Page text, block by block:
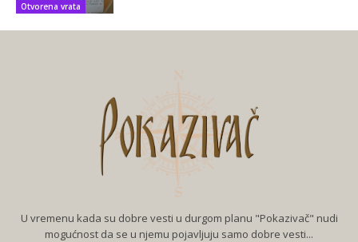
Otvorena vrata
U vremenu kada su dobre vesti u durgom planu "Pokazivač" nudi
mogućnost da se u njemu pojavljuju samo dobre vesti...